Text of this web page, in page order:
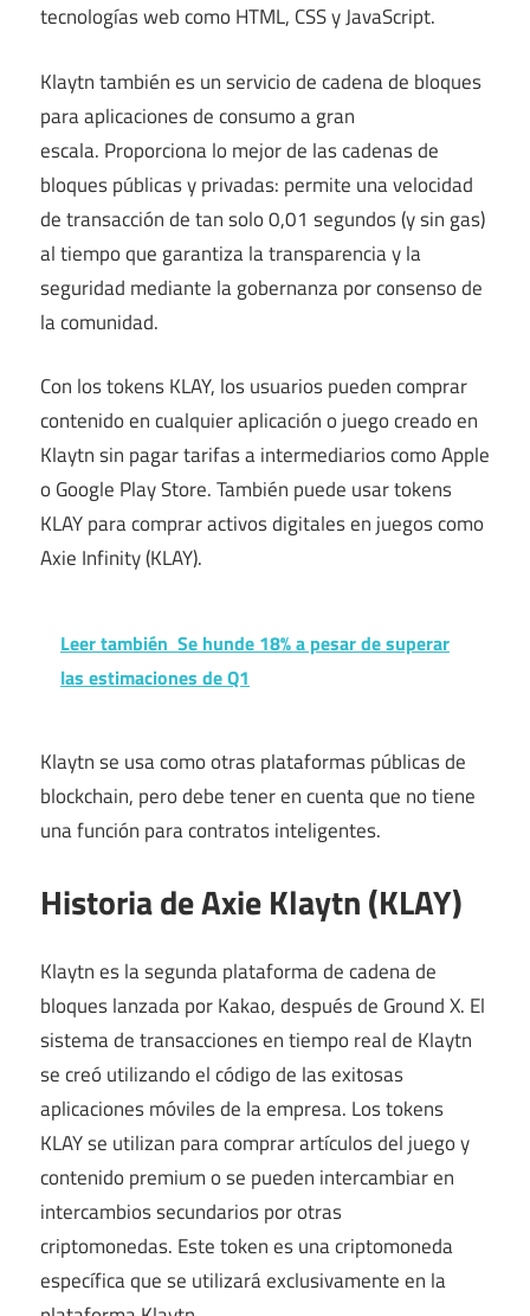
tecnologías web como HTML, CSS y JavaScript.
Klaytn también es un servicio de cadena de bloques
para aplicaciones de consumo a gran
escala. Proporciona lo mejor de las cadenas de
bloques públicas y privadas: permite una velocidad
de transacción de tan solo 0,01 segundos (y sin gas)
al tiempo que garantiza la transparencia y la
seguridad mediante la gobernanza por consenso de
la comunidad.
Con los tokens KLAY, los usuarios pueden comprar
contenido en cualquier aplicación o juego creado en
Klaytn sin pagar tarifas a intermediarios como Apple
o Google Play Store. También puede usar tokens
KLAY para comprar activos digitales en juegos como
Axie Infinity (KLAY).
Leer también Se hunde 18% a pesar de superar
las estimaciones de Q1
Klaytn se usa como otras plataformas públicas de
blockchain, pero debe tener en cuenta que no tiene
una función para contratos inteligentes.
Historia de Axie Klaytn (KLAY)
Klaytn es la segunda plataforma de cadena de
bloques lanzada por Kakao, después de Ground X. El
sistema de transacciones en tiempo real de Klaytn
se creó utilizando el código de las exitosas
aplicaciones móviles de la empresa. Los tokens
KLAY se utilizan para comprar artículos del juego y
contenido premium o se pueden intercambiar en
intercambios secundarios por otras
criptomonedas. Este token es una criptomoneda
específica que se utilizará exclusivamente en la